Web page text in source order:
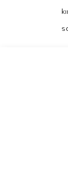
tarafımıza
Görüş ve
Ürün
Ürün
Bu